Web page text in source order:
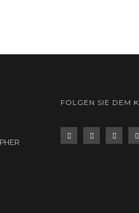
FOLGEN SIE DEM